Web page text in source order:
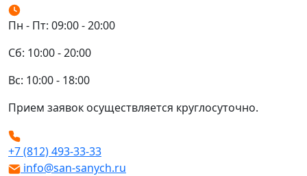
Пн - Пт: 09:00 - 20:00
Сб: 10:00 - 20:00
Вс: 10:00 - 18:00
Прием заявок осуществляется круглосуточно.
+7 (812) 493-33-33
info@san-sanych.ru